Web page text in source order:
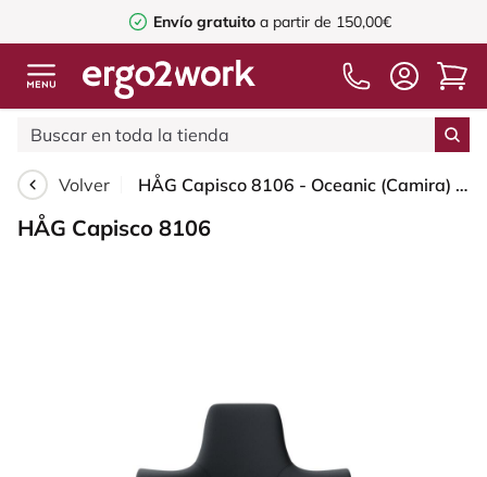
Envío gratuitoa partir de 150,00€
Volver HÅG Capisco 8106 - Oceanic (Camira) - Poliéster reciclado - OCI001 - Black - Moss Grey - 200 mm (seat height 46-64cm) - Glides
HÅG Capisco 8106